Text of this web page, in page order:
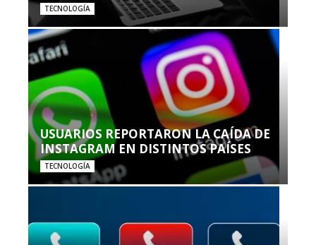
TECNOLOGÍA
USUARIOS REPORTARON LA CAÍDA DE
INSTAGRAM EN DISTINTOS PAÍSES
TECNOLOGÍA